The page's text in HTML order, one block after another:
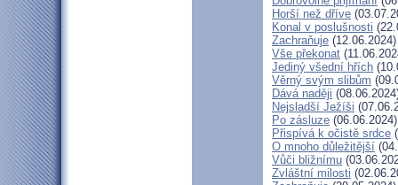
Horší než dříve
Konal v poslušnosti
Zachraňuje (12.06.2024)
Vše překonat
Jediný všední hřích
Věrný svým slibům
Dává naději
Nejsladší Ježíši
Po zásluze (06.06.2024)
Přispívá k očistě srdce
O mnoho důležitější
Vůči bližnímu
Zvláštní milosti